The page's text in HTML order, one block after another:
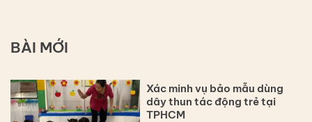
BÀI MỚI
Xác minh vụ bảo mẫu dùng
dây thun tác động trẻ tại
TPHCM